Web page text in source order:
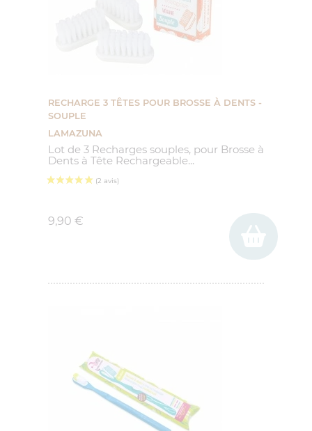
RECHARGE 3 TÊTES POUR BROSSE À DENTS -
SOUPLE
LAMAZUNA
Lot de 3 Recharges souples, pour Brosse à
Dents à Tête Rechargeable...
9,90 €